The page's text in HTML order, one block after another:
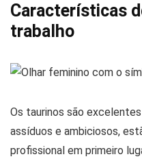
Características
trabalho
Os taurinos são
assíduos e ambiciosos,
profissional em primeiro